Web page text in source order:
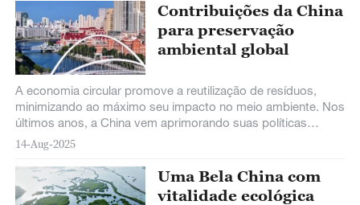
Contribuições da China
para preservação
ambiental global
A economia circular promove a reutilização de resíduos,
minimizando ao máximo seu impacto no meio ambiente. Nos
últimos anos, a China vem aprimorando suas políticas
voltadas para a reutilização de recursos.
14-Aug-2025
Uma Bela China com
vitalidade ecológica